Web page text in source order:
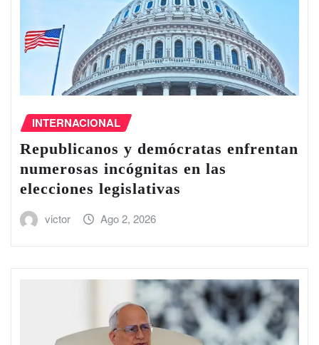
INTERNACIONAL
Republicanos y demócratas enfrentan
numerosas incógnitas en las
elecciones legislativas
victor Ago 2, 2026